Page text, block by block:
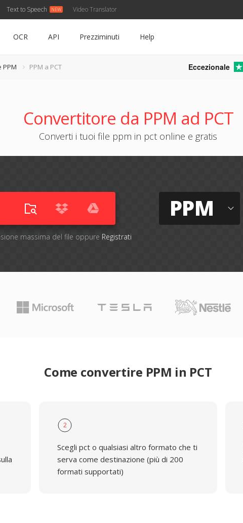
Text to Speech Video Translator
OCR API Prezziminuti Help
PPM a PCT Eccezionale
Convertitore da PPM ad PCT
Converti i tuoi file ppm in pct online e gratis
massima del file oppure Registrati
PPM
Come convertire PPM in PCT
2
Scegli pct o qualsiasi altro formato che ti
serva come destinazione (più di 200
formati supportati)